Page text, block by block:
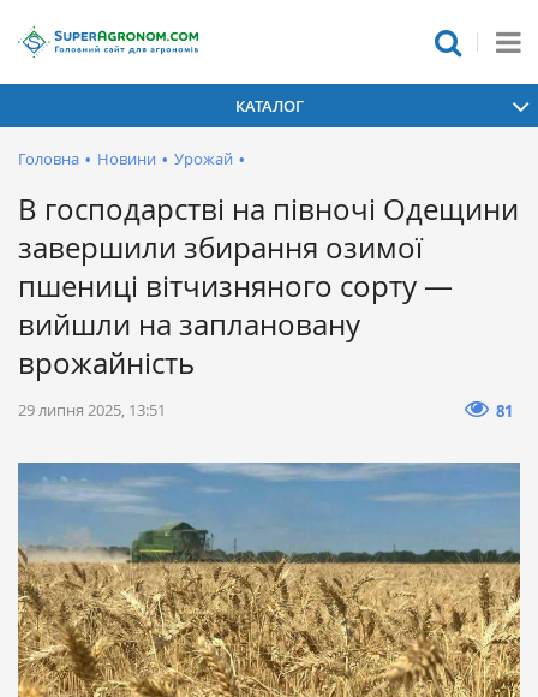
КАТАЛОГ
Головна • Новини • Урожай •
В господарстві на півночі Одещини
завершили збирання озимої
пшениці вітчизняного сорту —
вийшли на заплановану
врожайність
29 липня 2025, 13:51 81